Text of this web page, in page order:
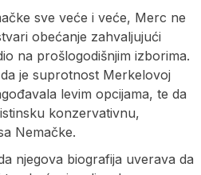
sve veće i veće, Merc ne
obećanje zahvaljujući
na prošlogodišnjim izborima.
je suprotnost Merkelovoj
levim opcijama, te da
konzervativnu,
Nemačke.
njegova biografija uverava da